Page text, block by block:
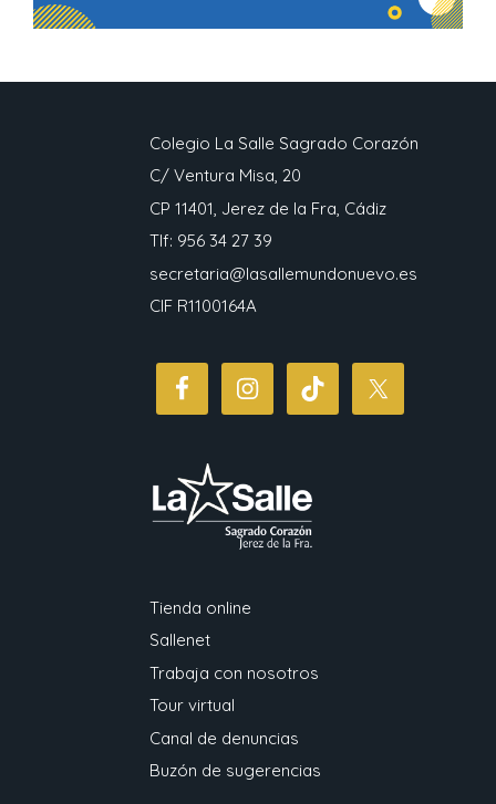
Colegio La Salle Sagrado Corazón
C/ Ventura Misa, 20
CP 11401, Jerez de la Fra, Cádiz
Tlf: 956 34 27 39
secretaria@lasallemundonuevo.es
CIF R1100164A
Tienda online
Sallenet
Trabaja con nosotros
Tour virtual
Canal de denuncias
Buzón de sugerencias